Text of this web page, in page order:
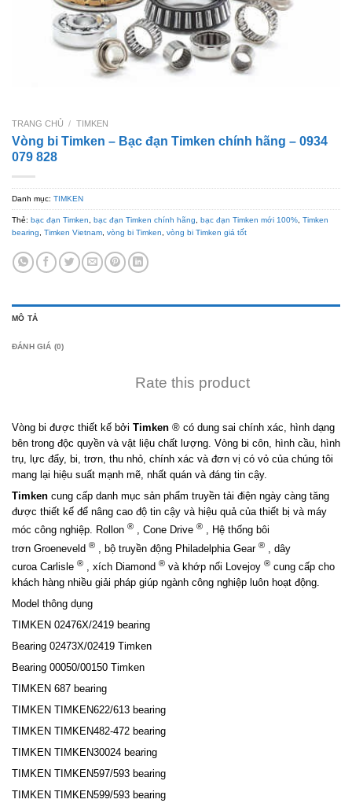
TRANG CHỦ / TIMKEN
Vòng bi Timken – Bạc đạn Timken chính hãng – 0934
079 828
Danh mục: TIMKEN
Thẻ: bạc đạn Timken, bạc đạn Timken chính hãng, bạc đạn Timken mới 100%, Timken
bearing, Timken Vietnam, vòng bi Timken, vòng bi Timken giá tốt
MÔ TẢ
ĐÁNH GIÁ (0)
Rate this product
Vòng bi được thiết kế bởi Timken ® có dung sai chính xác, hình dạng
bên trong độc quyền và vật liệu chất lượng. Vòng bi côn, hình cầu, hình
trụ, lực đẩy, bi, trơn, thu nhỏ, chính xác và đơn vị có vỏ của chúng tôi
mang lại hiệu suất mạnh mẽ, nhất quán và đáng tin cậy.
Timken cung cấp danh mục sản phẩm truyền tải điện ngày càng tăng
được thiết kế để nâng cao độ tin cậy và hiệu quả của thiết bị và máy
móc công nghiệp. Rollon ® , Cone Drive ® , Hệ thống bôi
trơn Groeneveld ® , bộ truyền động Philadelphia Gear ®
, dây
curoa Carlisle ® , xích Diamond ® và khớp nối Lovejoy ® cung cấp cho
khách hàng nhiều giải pháp giúp ngành công nghiệp luôn hoạt động.
Model thông dụng
TIMKEN 02476X/2419 bearing
Bearing 02473X/02419 Timken
Bearing 00050/00150 Timken
TIMKEN 687 bearing
TIMKEN TIMKEN622/613 bearing
TIMKEN TIMKEN482-472 bearing
TIMKEN TIMKEN30024 bearing
TIMKEN TIMKEN597/593 bearing
TIMKEN TIMKEN599/593 bearing